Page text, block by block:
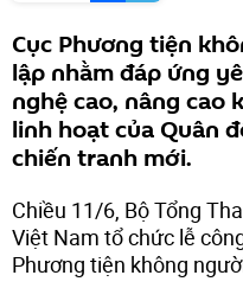
Cục Phương tiện
lập nhằm đáp ứng
nghệ cao, nâng cao
linh hoạt của Quân
chiến tranh mới.
Chiều 11/6, Bộ Tổng
Việt Nam tổ chức lễ
Phương tiện không